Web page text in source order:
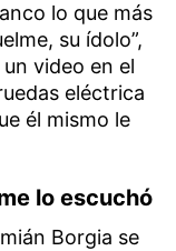
lo que más
su ídolo”,
video en el
eléctrica
él mismo le
lo escuchó
Borgia se